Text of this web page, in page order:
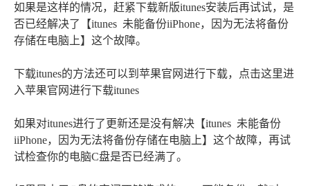
如果是这样的情况，赶紧下载新版itunes安装后再试试，是
否已经解决了【itunes 未能备份iiPhone，因为无法将备份
存储在电脑上】这个故障。
下载itunes的方法还可以到苹果官网进行下载，点击这里进
入苹果官网进行下载itunes
如果对itunes进行了更新还是没有解决【itunes 未能备份
iiPhone，因为无法将备份存储在电脑上】这个故障，再试
试检查你的电脑C盘是否已经满了。